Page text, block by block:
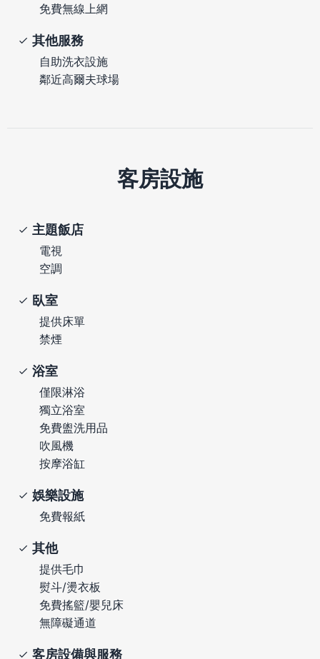
免費無線上網
其他服務
自助洗衣設施
鄰近高爾夫球場
客房設施
主題飯店
電視
空調
臥室
提供床單
禁煙
浴室
僅限淋浴
獨立浴室
免費盥洗用品
吹風機
按摩浴缸
娛樂設施
免費報紙
其他
提供毛巾
熨斗/燙衣板
免費搖籃/嬰兒床
無障礙通道
客房設備與服務